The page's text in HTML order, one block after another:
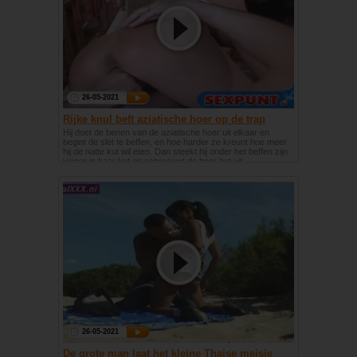
26-05-2021
Rijke knul beft aziatische hoer op de trap
Hij doet de benen van de aziatische hoer uit elkaar en
begint de slet te beffen, en hoe harder ze kreunt hoe meer
hij de natte kut wil eten. Dan steekt hij onder het beffen zijn
26-05-2021
De grote man laat het kleine Thaise meisje